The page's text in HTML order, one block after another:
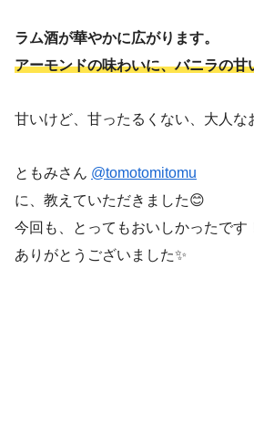
ラム酒が華やかに広がります。
アーモンドの味わいに、バニラの甘
甘いけど、甘ったるくない、大人な
ともみさん @tomotomitomu
に、教えていただきました😊
今回も、とってもおいしかったです
ありがとうございました✨